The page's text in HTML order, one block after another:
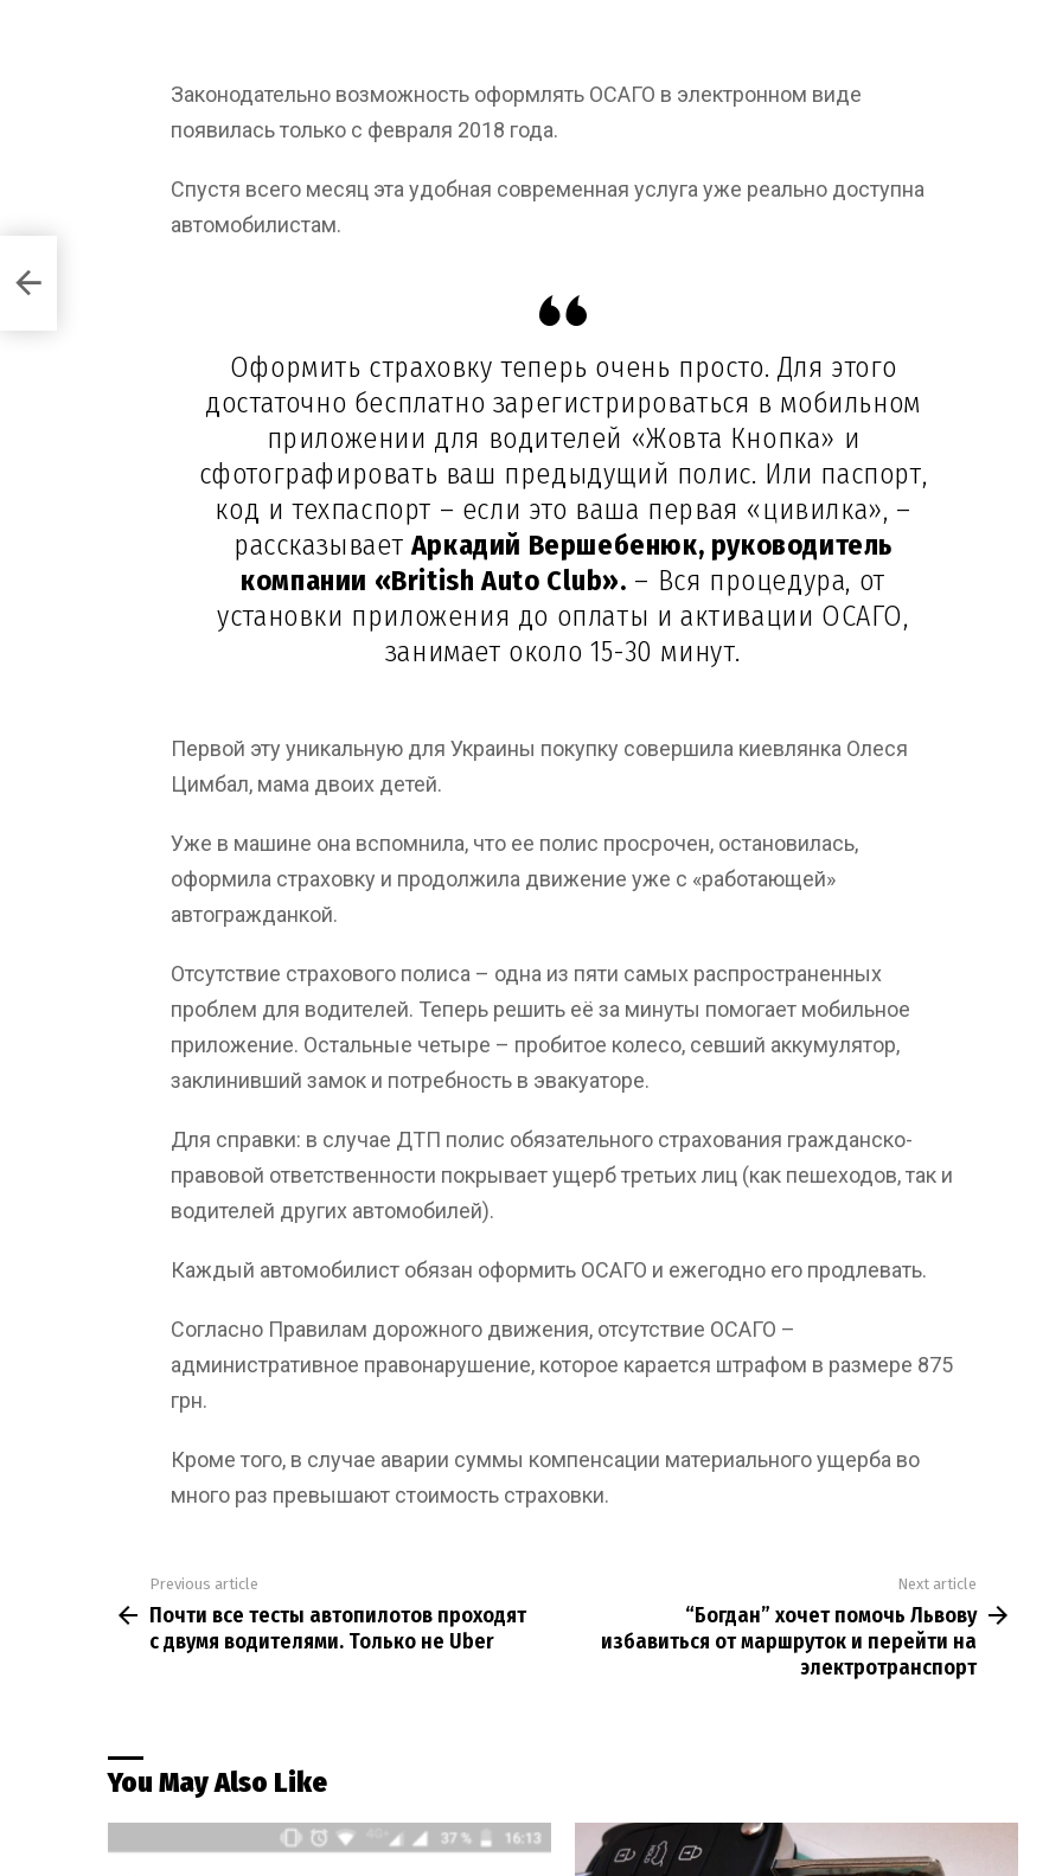
Законодательно возможность оформлять ОСАГО в электронном виде
появилась только с февраля 2018 года.
Спустя всего месяц эта удобная современная услуга уже реально доступна
автомобилистам.
Оформить страховку теперь очень просто. Для этого
достаточно бесплатно зарегистрироваться в мобильном
приложении для водителей «Жовта Кнопка» и
сфотографировать ваш предыдущий полис. Или паспорт,
код и техпаспорт – если это ваша первая «цивилка», –
рассказываетАркадий Вершебенюк, руководитель
компании «British Auto Club». – Вся процедура, от
установки приложения до оплаты и активации ОСАГО,
занимает около 15-30 минут.
Первой эту уникальную для Украины покупку совершила киевлянка Олеся
Цимбал, мама двоих детей.
Уже в машине она вспомнила, что ее полис просрочен, остановилась,
оформила страховку и продолжила движение уже с «работающей»
автогражданкой.
Отсутствие страхового полиса – одна из пяти самых распространенных
проблем для водителей. Теперь решить её за минуты помогает мобильное
приложение. Остальные четыре – пробитое колесо, севший аккумулятор,
заклинивший замок и потребность в эвакуаторе.
Для справки: в случае ДТП полис обязательного страхования гражданско-
правовой ответственности покрывает ущерб третьих лиц (как пешеходов, так и
водителей других автомобилей).
Каждый автомобилист обязан оформить ОСАГО и ежегодно его продлевать.
Согласно Правилам дорожного движения, отсутствие ОСАГО –
административное правонарушение, которое карается штрафом в размере 875
грн.
Кроме того, в случае аварии суммы компенсации материального ущерба во
много раз превышают стоимость страховки.
more
Previous article
Почти все тесты автопилотов проходят
с двумя водителями. Только не Uber
Next article
“Богдан” хочет помочь Львову
избавиться от маршруток и перейти на
электротранспорт
You May Also Like
с